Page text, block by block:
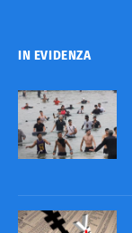
IN EVIDENZA